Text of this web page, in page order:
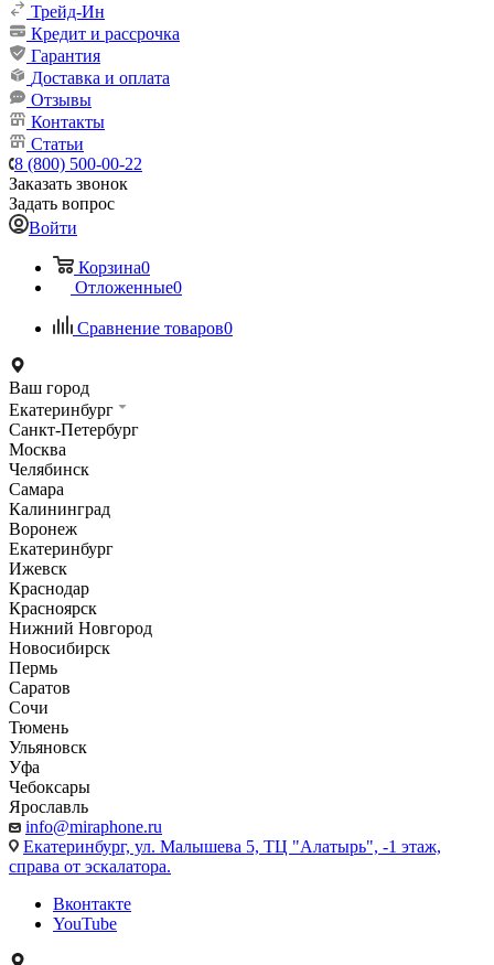
Трейд-Ин
Кредит и рассрочка
Гарантия
Доставка и оплата
Отзывы
Контакты
Статьи
8 (800) 500-00-22
Заказать звонок
Задать вопрос
Войти
Корзина0
Отложенные0
Сравнение товаров0
Ваш город
Екатеринбург
Санкт-Петербург
Москва
Челябинск
Самара
Калининград
Воронеж
Екатеринбург
Ижевск
Краснодар
Красноярск
Нижний Новгород
Новосибирск
Пермь
Саратов
Сочи
Тюмень
Ульяновск
Уфа
Чебоксары
Ярославль
info@miraphone.ru
Екатеринбург, ул. Малышева 5, ТЦ "Алатырь", -1 этаж,
справа от эскалатора.
Вконтакте
YouTube